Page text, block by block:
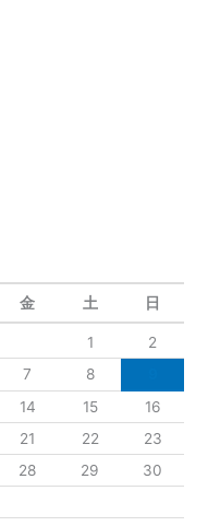
金 土 日
1
2
7 8
14 15
16
21 22
23
28 29
30